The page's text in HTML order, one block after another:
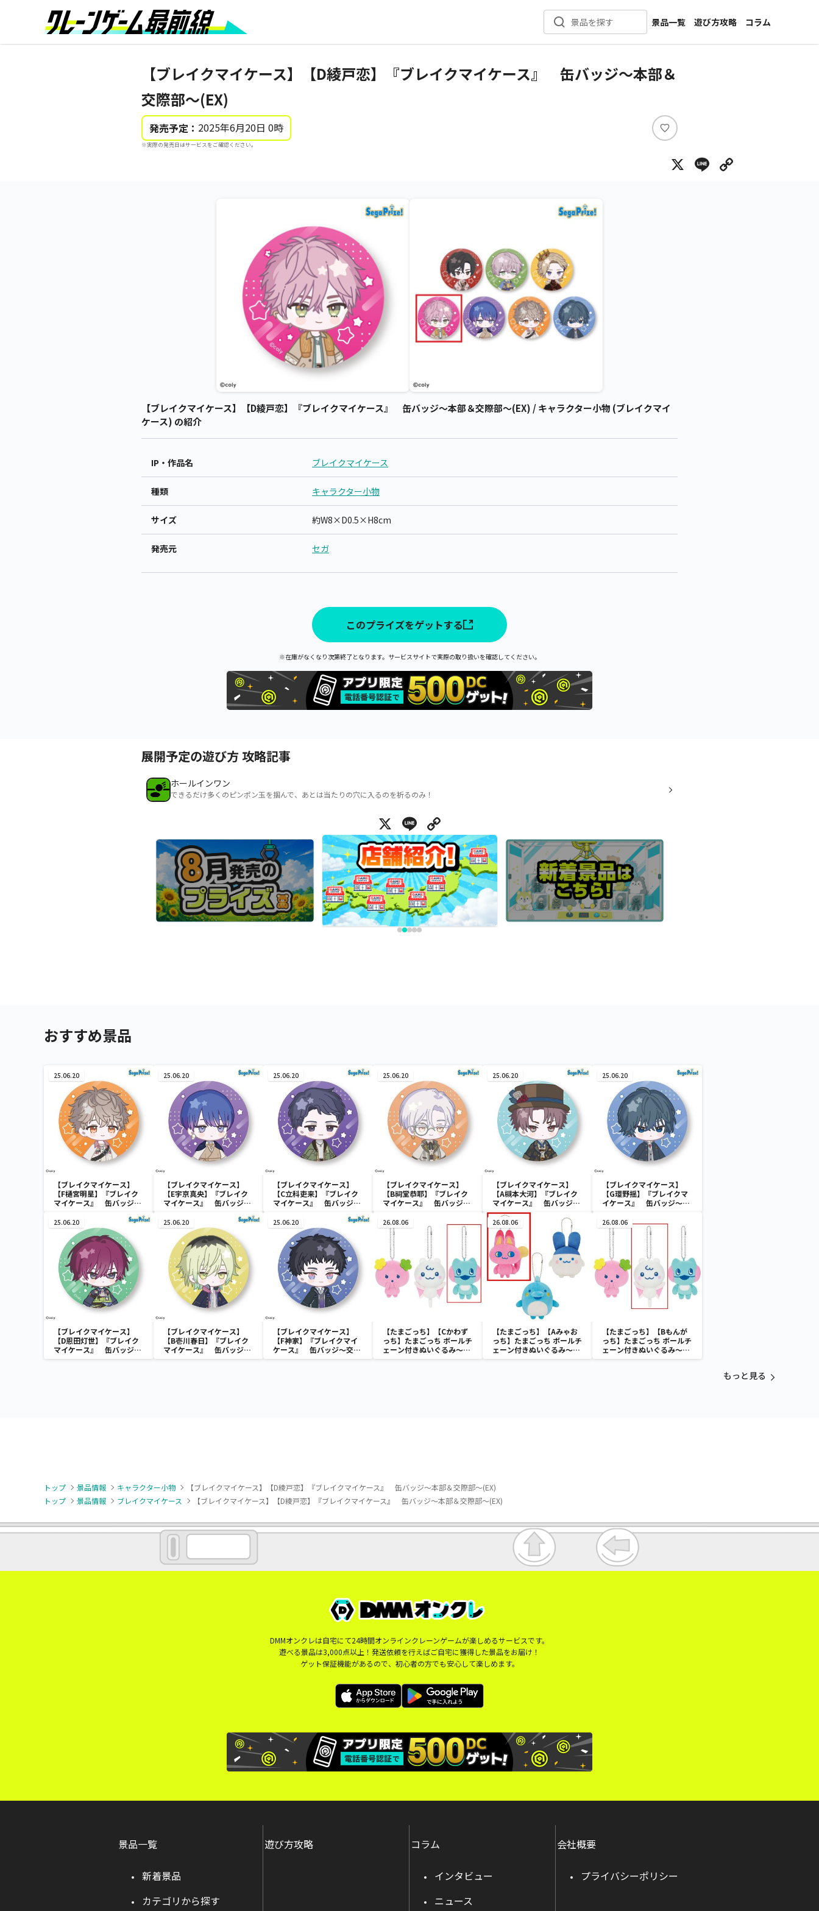
景品を探す
景品一覧
新着景品
カテゴリ一覧
遊び方攻略
コラム
インタビュー
【ブレイクマイケース】【D綾戸恋】『ブレイクマイケース』 缶バッジ～本部＆
交際部～(EX)
発売予定： 2025年6月20日 0時
※実際の発売日はサービスをご確認ください。
い
ね
X Line
【ブレイクマイケース】【D綾戸恋】『ブレイクマイケース』 缶バッジ～本部＆交際部～(EX) / キャラクター小物 (ブレイクマイ
ケース) の紹介
IP・作品名 ブレイクマイケース
種類 キャラクター小物
サイズ 約W8×D0.5×H8cm
発売元 セガ
このプライズをゲットする
※在庫がなくなり次第終了となります。サービスサイトで実際の取り扱いを確認してください。
展開予定の遊び方 攻略記事
ホールインワン
できるだけ多くのピンポン玉を掴んで、あとは当たりの穴に入るのを祈るのみ！
X Line
おすすめ景品
25.06.20
【ブレイクマイケース】
【F樋宮明星】『ブレイク
マイケース』 缶バッジ～
25.06.20
【ブレイクマイケース】
【E宇京真央】『ブレイク
マイケース』 缶バッジ～
25.06.20
【ブレイクマイケース】
【C立科吏来】『ブレイク
マイケース』 缶バッジ～
25.06.20
【ブレイクマイケース】
【B祠堂恭耶】『ブレイク
マイケース』 缶バッジ～
25.06.20
【ブレイクマイケース】
【A槻本大河】『ブレイク
マイケース』 缶バッジ～
管理部＆強行部～(EX)
25.06.20
【ブレイクマイケース】
【G環野揺】『ブレイクマ
イケース』 缶バッジ～本
25.06.20
【ブレイクマイケース】
【D恩田灯世】『ブレイク
マイケース』 缶バッジ～
交渉部＆特務部～(EX)
25.06.20
【ブレイクマイケース】
【B壱川春日】『ブレイク
マイケース』 缶バッジ～
管理部＆強行部～(EX)
25.06.20
【ブレイクマイケース】
【F神家】『ブレイクマイ
ケース』 缶バッジ～交渉
部＆特務部～(EX)
26.08.06
【たまごっち】【Cかわず
っち】たまごっち ボールチ
ェーン付きぬいぐるみ～
Tamagotchi Paradise～
26.08.06
【たまごっち】【Aみゃお
っち】たまごっち ボールチ
ェーン付きぬいぐるみ～
Tamagotchi Paradise～
26.08.06
【たまごっち】【Bもんが
っち】たまごっち ボールチ
ェーン付きぬいぐるみ～
Tamagotchi Paradise～
もっと見る
トップ 景品情報 キャラクター小物
【ブレイクマイケース】【D綾戸恋】『ブレイクマイケース』 缶バッジ～本部＆交際部～(EX)
トップ
景品情報 ブレイクマイケース 【ブレイクマイケース】【D綾戸恋】『ブレイクマイケース』 缶バッジ～本部＆交際部～(EX)
DMMオンクレは自宅にて24時間オンラインクレーンゲームが楽しめるサービスです。
遊べる景品は3,000点以上！発送依頼を行えばご自宅に獲得した景品をお届け！
ゲット保証機能があるので、初心者の方でも安心して楽しめます。
景品一覧
新着景品
カテゴリから探す
遊び方攻略 コラム
インタビュー
ニュース
会社概要
プライバシーポリシー